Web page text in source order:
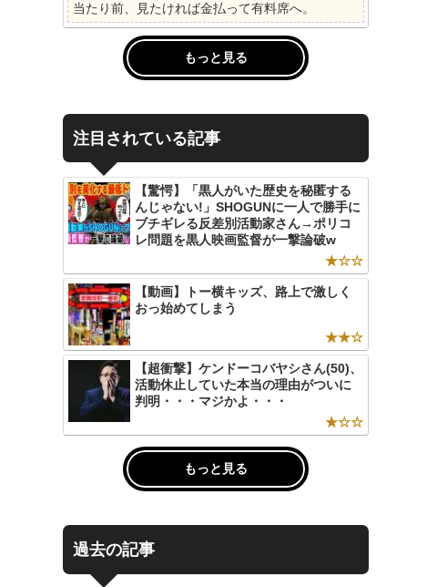
当たり前、見たければ金払って有料席へ。
もっと見る
注目されている記事
【驚愕】「黒人がいた歴史を秘匿する
んじゃない!」SHOGUNに一人で勝手に
ブチギレる反差別活動家さん→ポリコ
レ問題を黒人映画監督が一撃論破w
★☆☆
【動画】トー横キッズ、路上で激しく
おっ始めてしまう
★★☆
【超衝撃】ケンドーコバヤシさん(50)、
活動休止していた本当の理由がついに
判明・・・マジかよ・・・
★☆☆
もっと見る
過去の記事